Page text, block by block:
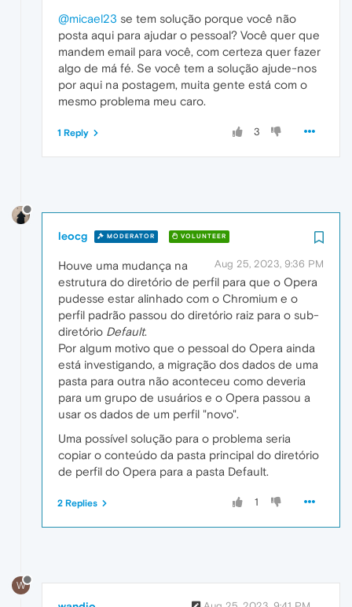
@micael23 se tem solução porque você não
posta aqui para ajudar o pessoal? Você quer que
mandem email para você, com certeza quer fazer
algo de má fé. Se você tem a solução ajude-nos
por aqui na postagem, muita gente está com o
mesmo problema meu caro.
3
1 Reply
leocg MODERATOR VOLUNTEER
Aug 25, 2023, 9:36 PM
Houve uma mudança na
estrutura do diretório de perfil para que o Opera
pudesse estar alinhado com o Chromium e o
perfil padrão passou do diretório raiz para o sub-
diretório Default.
Por algum motivo que o pessoal do Opera ainda
está investigando, a migração dos dados de uma
pasta para outra não aconteceu como deveria
para um grupo de usuários e o Opera passou a
usar os dados de um perfil "novo".
Uma possível solução para o problema seria
copiar o conteúdo da pasta principal do diretório
de perfil do Opera para a pasta Default.
1
2 Replies
W